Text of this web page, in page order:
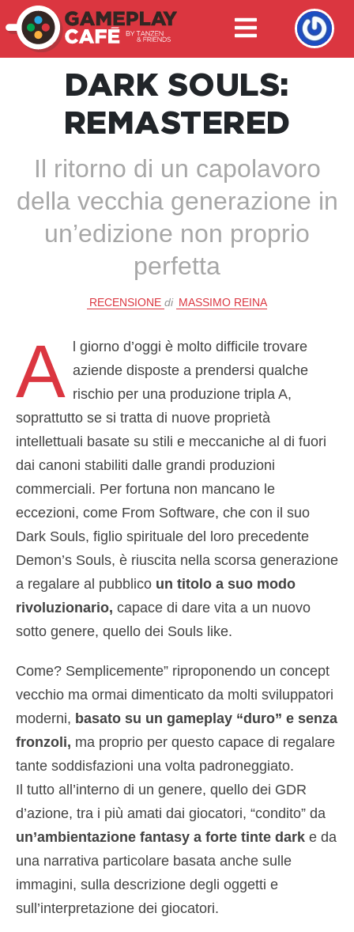
DARK SOULS:
REMASTERED
Il ritorno di un capolavoro
della vecchia generazione in
un’edizione non proprio
perfetta
RECENSIONE di MASSIMO REINA
A
l giorno d’oggi è molto difficile trovare
aziende disposte a prendersi qualche
rischio per una produzione tripla A,
soprattutto se si tratta di nuove proprietà
intellettuali basate su stili e meccaniche al di fuori
dai canoni stabiliti dalle grandi produzioni
commerciali. Per fortuna non mancano le
eccezioni, come From Software, che con il suo
Dark Souls, figlio spirituale del loro precedente
Demon’s Souls, è riuscita nella scorsa generazione
a regalare al pubblico un titolo a suo modo
rivoluzionario, capace di dare vita a un nuovo
sotto genere, quello dei Souls like.
Come? Semplicemente” riproponendo un concept
vecchio ma ormai dimenticato da molti sviluppatori
moderni, basato su un gameplay “duro” e senza
fronzoli, ma proprio per questo capace di regalare
tante soddisfazioni una volta padroneggiato.
Il tutto all’interno di un genere, quello dei GDR
d’azione, tra i più amati dai giocatori, “condito” da
un’ambientazione fantasy a forte tinte dark e da
una narrativa particolare basata anche sulle
immagini, sulla descrizione degli oggetti e
sull’interpretazione dei giocatori.